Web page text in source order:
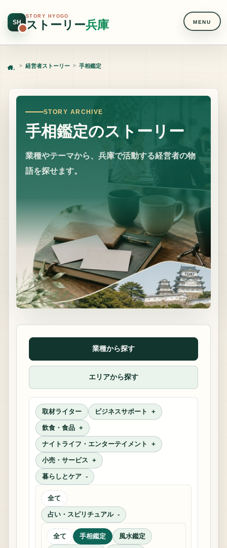
SH
STORY HYOGO
ストーリー兵庫 MENU
Home 経営者ストーリー 手相鑑定
STORY ARCHIVE
手相鑑定のストーリー
業種やテーマから、兵庫で活動する経営者の物
語を探せます。
業種から探す
エリアから探す
取材ライター ビジネスサポート
飲食・食品
ナイトライフ・エンターテイメント
小売・サービス
暮らしとケア
全て
占い・スピリチュアル
全て 手相鑑定 風水鑑定